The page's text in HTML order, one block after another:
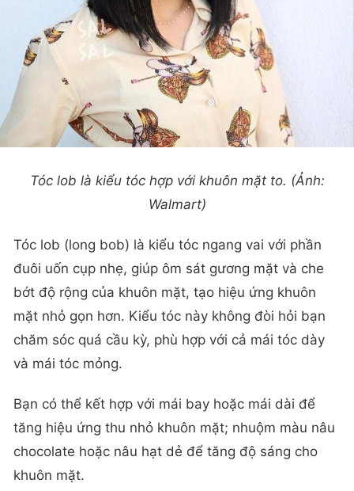
Tóc lob là kiểu tóc hợp với khuôn mặt to. (Ảnh:
Walmart)
Tóc lob (long bob) là kiểu tóc ngang vai với phần
đuôi uốn cụp nhẹ, giúp ôm sát gương mặt và che
bớt độ rộng của khuôn mặt, tạo hiệu ứng khuôn
mặt nhỏ gọn hơn. Kiểu tóc này không đòi hỏi bạn
chăm sóc quá cầu kỳ, phù hợp với cả mái tóc dày
và mái tóc mỏng.
Bạn có thể kết hợp với mái bay hoặc mái dài để
tăng hiệu ứng thu nhỏ khuôn mặt; nhuộm màu nâu
chocolate hoặc nâu hạt dẻ để tăng độ sáng cho
khuôn mặt.